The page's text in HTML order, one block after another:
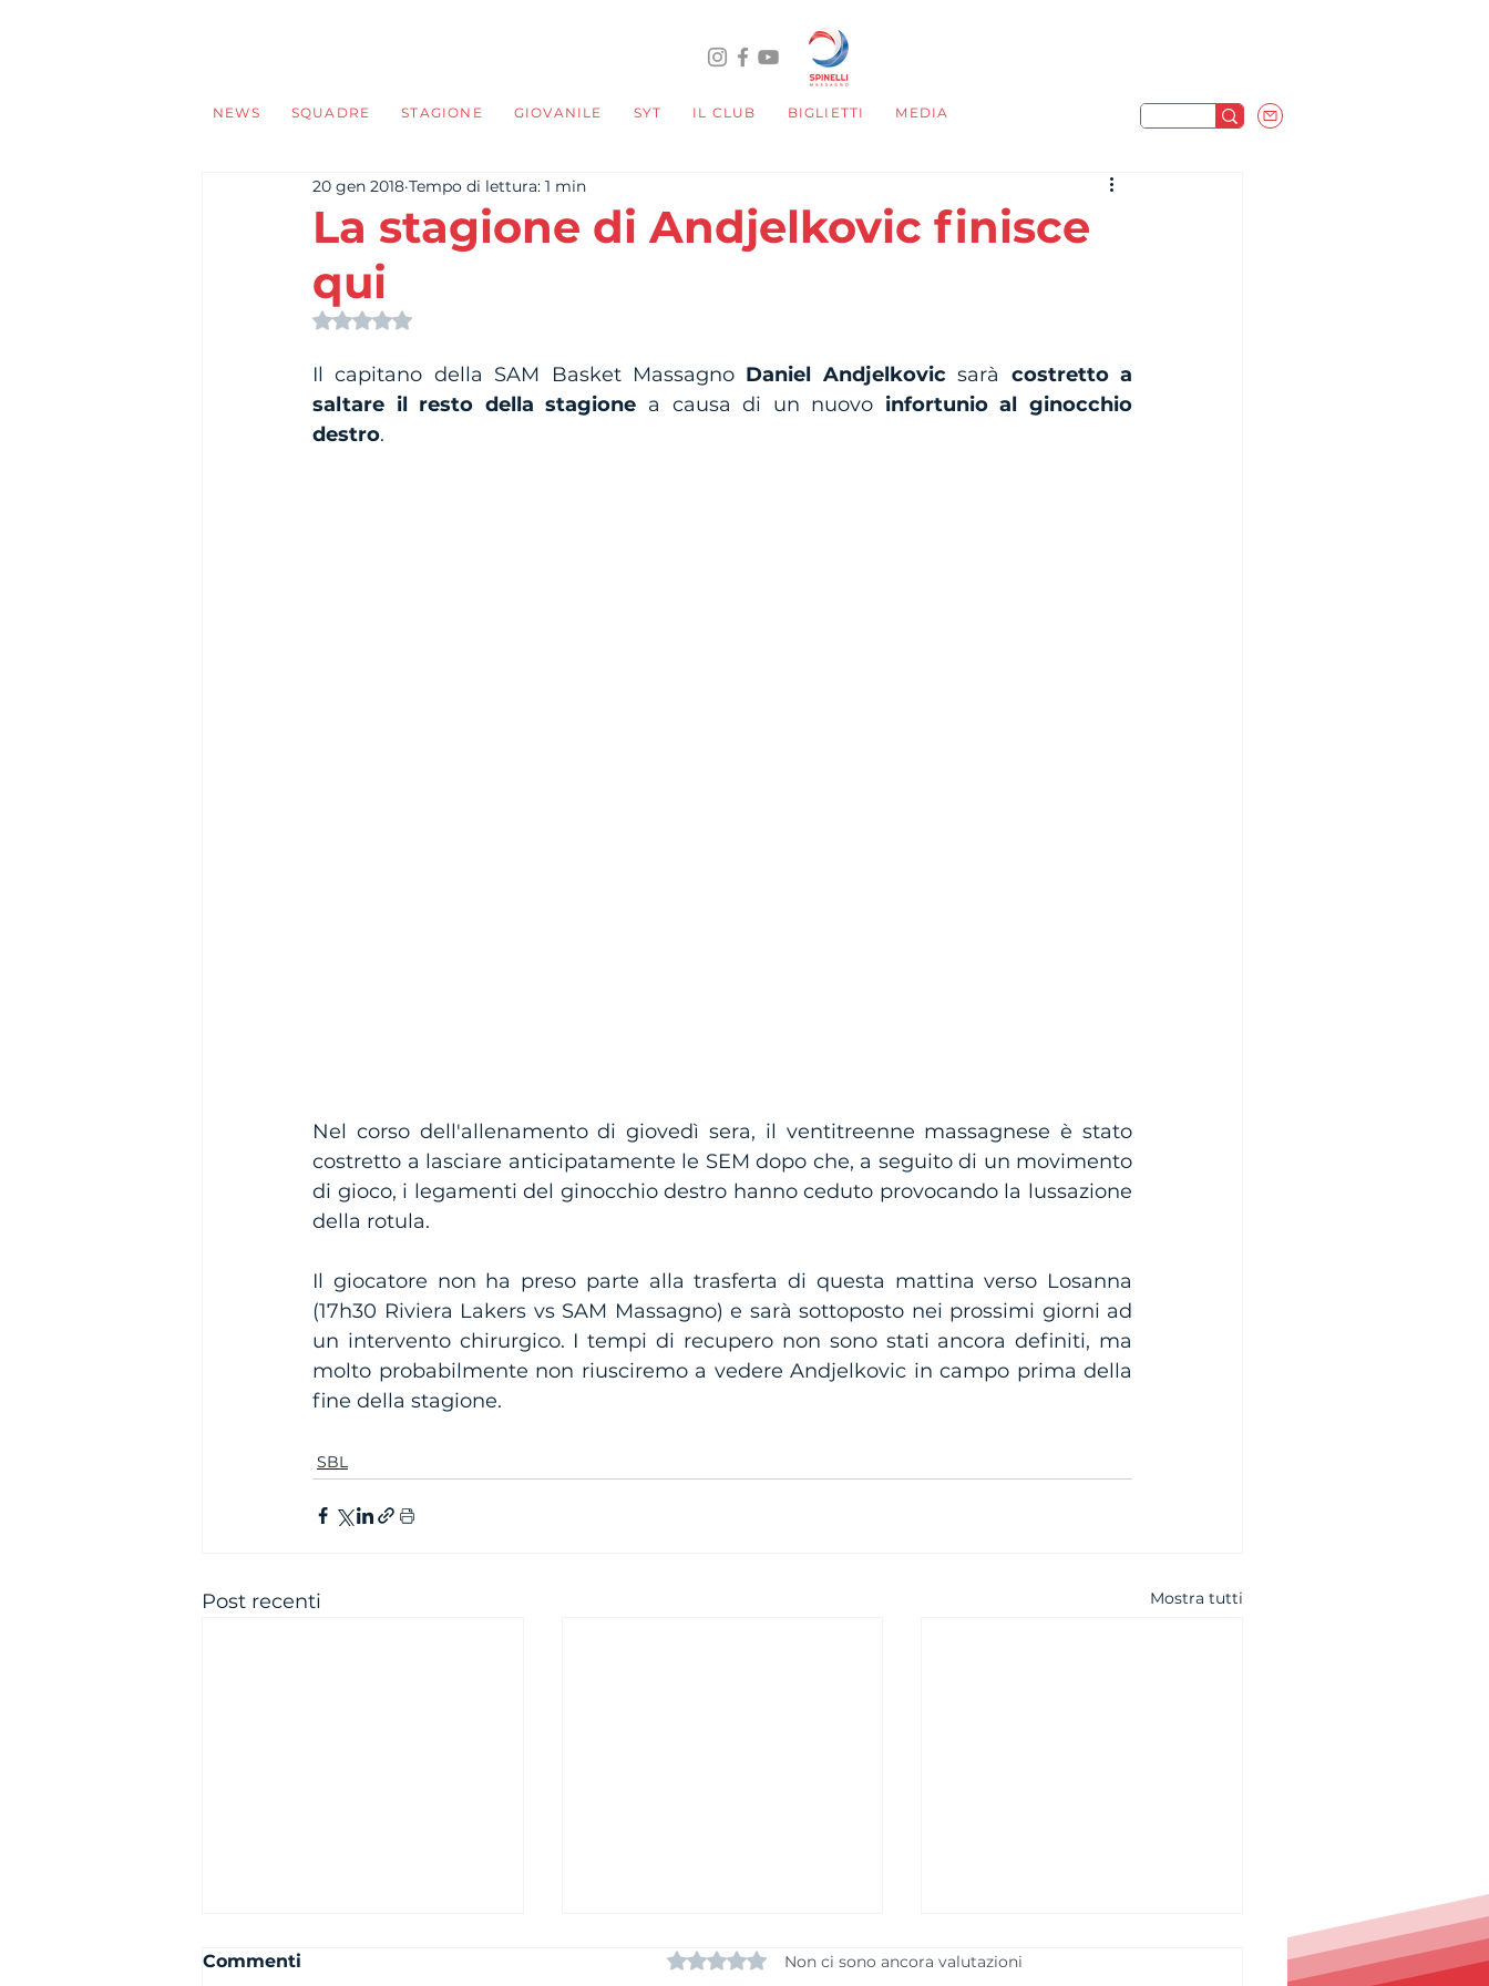
NEWS SQUADRE STAGIONE GIOVANILE SYT IL CLUB BIGLIETTI MEDIA
La stagione di Andjelkovic finisce
qui
20 gen 2018 Tempo di lettura: 1 min
Valutazione NaN stelle su 5.
Il capitano della SAM Basket Massagno Daniel Andjelkovic sarà costretto a
saltare il resto della stagione a causa di un nuovo infortunio al ginocchio
destro.
Nel corso dell'allenamento di giovedì sera, il ventitreenne massagnese è stato
costretto a lasciare anticipatamente le SEM dopo che, a seguito di un movimento
di gioco, i legamenti del ginocchio destro hanno ceduto provocando la lussazione
della rotula.
Il giocatore non ha preso parte alla trasferta di questa mattina verso Losanna
(17h30 Riviera Lakers vs SAM Massagno) e sarà sottoposto nei prossimi giorni ad
un intervento chirurgico. I tempi di recupero non sono stati ancora definiti, ma
molto probabilmente non riusciremo a vedere Andjelkovic in campo prima della
fine della stagione.
SBL
Post recenti Mostra tutti
Commenti Valutazione 0 stelle su 5.
Non ci sono ancora valutazioni